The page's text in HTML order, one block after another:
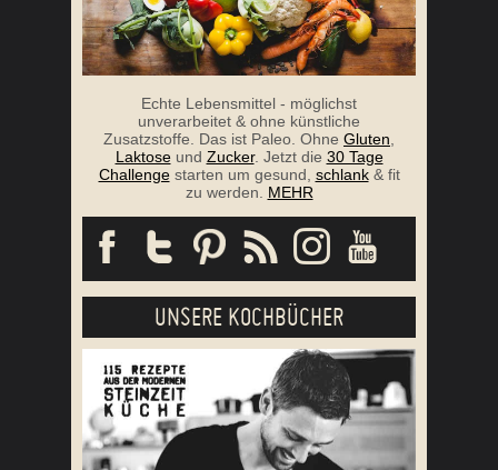
Echte Lebensmittel - möglichst
unverarbeitet & ohne künstliche
Zusatzstoffe. Das ist Paleo. Ohne Gluten
Laktoseund Zucker. Jetzt die 30 Tage
Challengestarten um gesund, schlank& fit
zu werden. MEHR
UNSERE KOCHBÜCHER